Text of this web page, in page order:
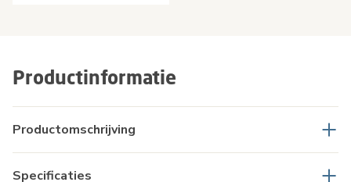
Productinformatie
Productomschrijving
Specificaties